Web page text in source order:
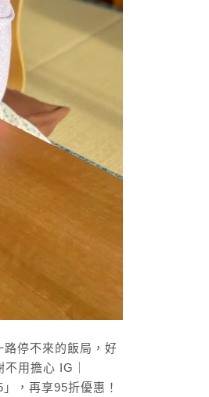
停不來的飯局，好
用擔心 IG｜
，再享95折優惠！